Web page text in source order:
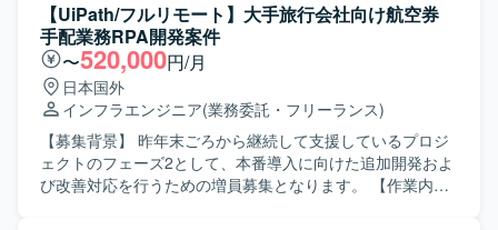
【UiPath/フルリモート】大手旅行会社向け航空券
手配業務RPA開発案件
〜520,000円/月
日本国外
インフラエンジニア(業務委託・フリーランス)
【募集背景】 昨年末ごろから継続して支援しているプロジ
ェクトのフェーズ2として、本番導入に向けた追加開発およ
び改善対応を行うための増員募集となります。 【作業内